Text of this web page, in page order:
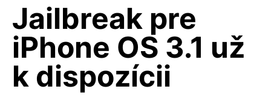
Jailbreak pre
iPhone OS 3.1 už
k dispozícii